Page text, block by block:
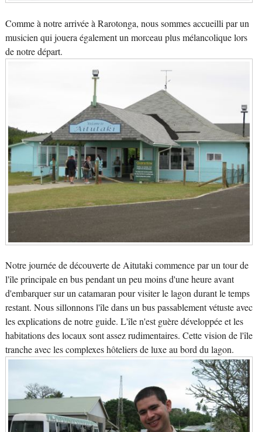
Comme à notre arrivée à Rarotonga, nous sommes accueilli par un
musicien qui jouera également un morceau plus mélancolique lors
de notre départ.
Notre journée de découverte de Aitutaki commence par un tour de
l'île principale en bus pendant un peu moins d'une heure avant
d'embarquer sur un catamaran pour visiter le lagon durant le temps
restant. Nous sillonnons l'île dans un bus passablement vétuste avec
les explications de notre guide. L'île n'est guère développée et les
habitations des locaux sont assez rudimentaires. Cette vision de l'île
tranche avec les complexes hôteliers de luxe au bord du lagon.